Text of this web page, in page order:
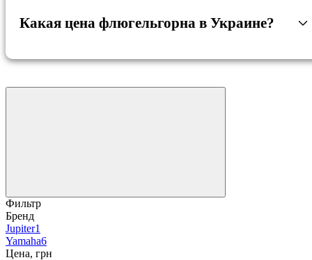
Какая цена флюгельгорна в Украине?
Фильтр
Бренд
Jupiter1
Yamaha6
Цена, грн